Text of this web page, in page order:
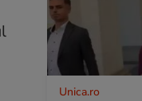
Unica.ro